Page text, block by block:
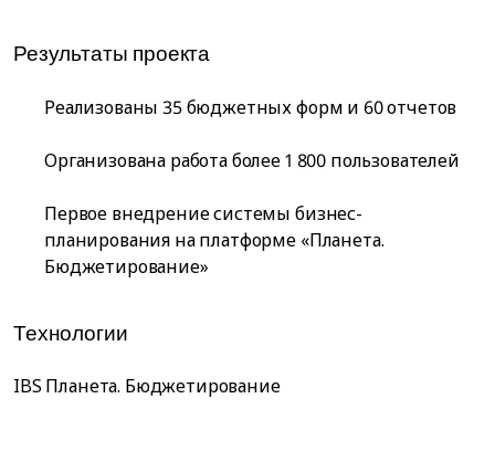
Результаты проекта
Реализованы 35 бюджетных форм и 60 отчетов
Организована работа более 1 800 пользователей
Первое внедрение системы бизнес-
планирования на платформе «Планета.
Бюджетирование»
Технологии
IBS Планета. Бюджетирование